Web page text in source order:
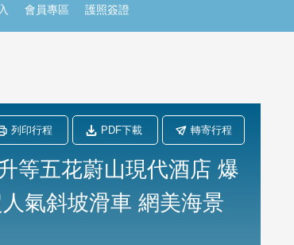
會員專區 護照簽證
列印行程 PDF下載 轉寄行程
等五花蔚山現代酒店 爆
氣斜坡滑車 網美海景